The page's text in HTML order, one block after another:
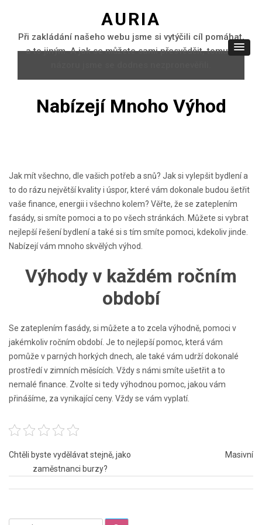
AURIA
Při zakládání našeho webu jsme si vytýčili cíl pomáhat,
a to jiným. A jak se můžete sami přesvědčit, tomuto
Nabízejí Mnoho Výhod
Jak mít všechno, dle vašich potřeb a snů? Jak si vylepšit bydlení a
to do rázu největší kvality i úspor, které vám dokonale budou šetřit
vaše finance, energii i všechno kolem? Věřte, že se zateplením
fasády, si smíte pomoci a to po všech stránkách. Můžete si vybrat
nejlepší řešení bydlení a také si s tím smíte pomoci, kdekoliv jinde.
Nabízejí vám mnoho skvělých výhod.
Výhody v každém ročním
období
Se zateplením fasády, si můžete a to zcela výhodně, pomoci v
jakémkoliv ročním období. Je to nejlepší pomoc, která vám
pomůže v parných horkých dnech, ale také vám udrží dokonalé
prostředí v zimních měsících. Vždy s námi smíte ušetřit a to
nemalé finance. Zvolte si tedy výhodnou pomoc, jakou vám
přinášíme, za vynikající ceny. Vždy se vám vyplatí.
Navigace
pro
Chtěli byste vydělávat stejně, jako
zaměstnanci burzy?
Masivní